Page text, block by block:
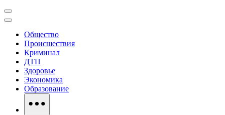
Общество
Происшествия
Криминал
ДТП
Здоровье
Экономика
Образование